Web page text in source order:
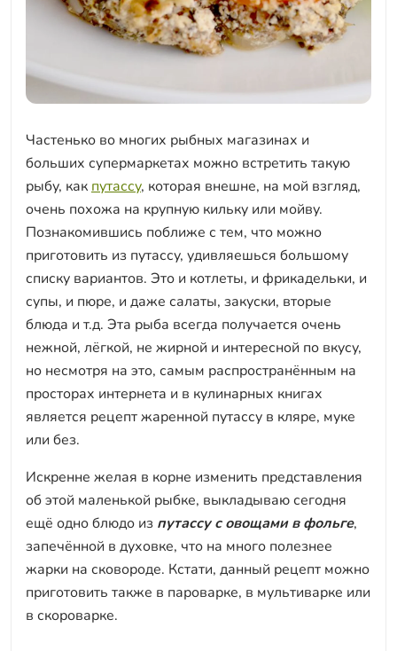
Частенько во многих рыбных магазинах и
больших супермаркетах можно встретить такую
рыбу, как путассу, которая внешне, на мой взгляд,
очень похожа на крупную кильку или мойву.
Познакомившись поближе с тем, что можно
приготовить из путассу, удивляешься большому
списку вариантов. Это и котлеты, и фрикадельки, и
супы, и пюре, и даже салаты, закуски, вторые
блюда и т.д. Эта рыба всегда получается очень
нежной, лёгкой, не жирной и интересной по вкусу,
но несмотря на это, самым распространённым на
просторах интернета и в кулинарных книгах
является рецепт жаренной путассу в кляре, муке
или без.
Искренне желая в корне изменить представления
об этой маленькой рыбке, выкладываю сегодня
ещё одно блюдо из путассу с овощами в фольге,
запечённой в духовке, что на много полезнее
жарки на сковороде. Кстати, данный рецепт можно
приготовить также в пароварке, в мультиварке или
в скороварке.